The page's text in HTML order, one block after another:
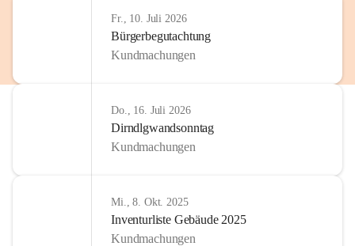
Fr., 10. Juli 2026
Bürgerbegutachtung
Kundmachungen
Do., 16. Juli 2026
Dirndlgwandsonntag
Kundmachungen
Mi., 8. Okt. 2025
Inventurliste Gebäude 2025
Kundmachungen